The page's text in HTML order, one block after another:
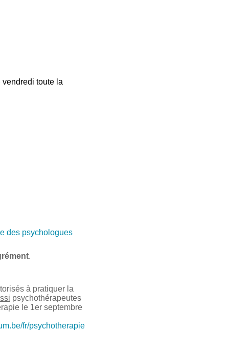
toute la
des psychologues
.
à pratiquer la
psychothérapeutes
le 1er septembre
fr/psychotherapie